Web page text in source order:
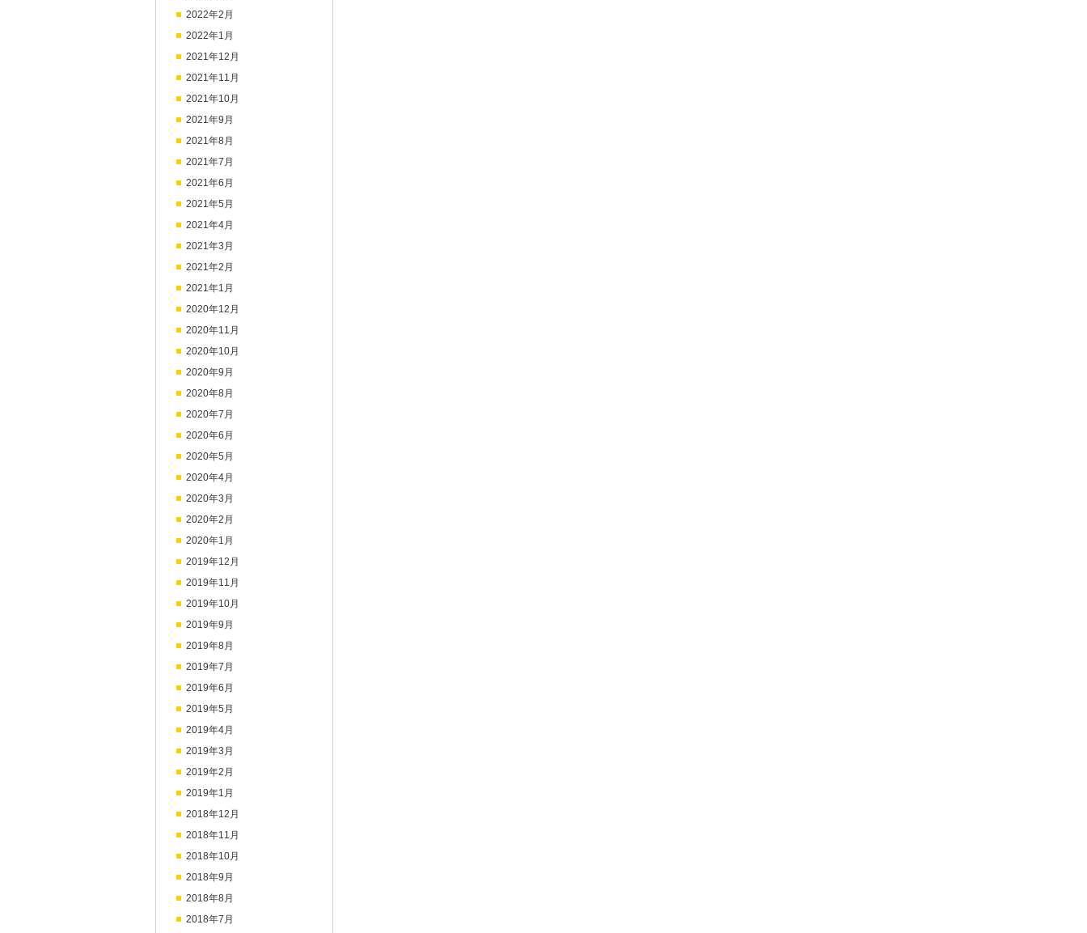
2022年2月
2022年1月
2021年12月
2021年11月
2021年10月
2021年9月
2021年8月
2021年7月
2021年6月
2021年5月
2021年4月
2021年3月
2021年2月
2021年1月
2020年12月
2020年11月
2020年10月
2020年9月
2020年8月
2020年7月
2020年6月
2020年5月
2020年4月
2020年3月
2020年2月
2020年1月
2019年12月
2019年11月
2019年10月
2019年9月
2019年8月
2019年7月
2019年6月
2019年5月
2019年4月
2019年3月
2019年2月
2019年1月
2018年12月
2018年11月
2018年10月
2018年9月
2018年8月
2018年7月